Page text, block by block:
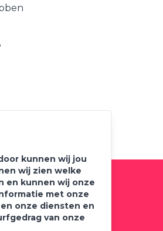
kunnen wij jou
wij zien welke
en kunnen wij onze
met onze
onze diensten en
van onze